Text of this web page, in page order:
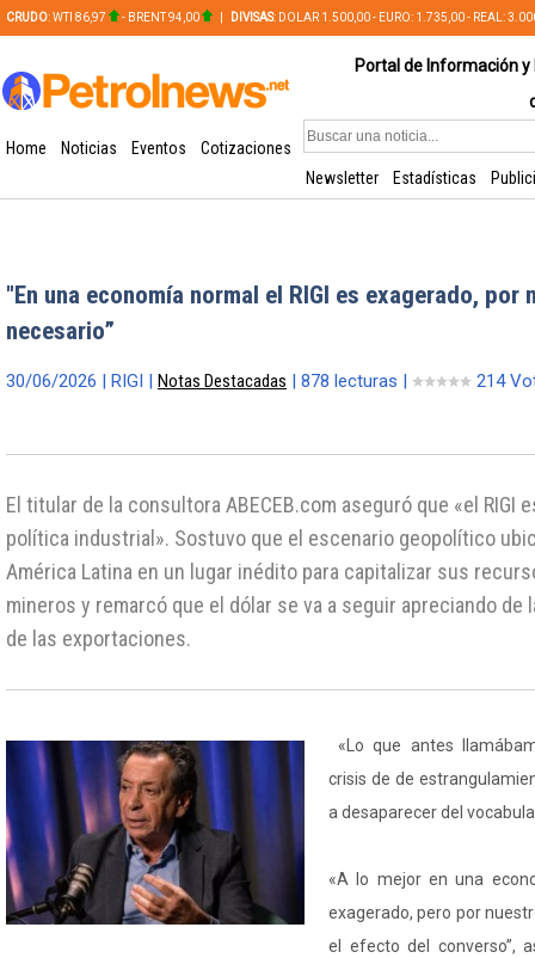
CRUDO: WTI 86,97 - BRENT 94,00 DIVISAS: DOLAR 1.500,00 - EURO: 1.735,00 - REAL:
Portal de Información
Home Noticias Eventos
Cotizaciones
Newsletter
Estadísticas
"En una economía normal el RIGI es exagerado, por
necesario”
30/06/2026 | RIGI | Notas Destacadas | 878 lecturas | 214
El titular de la consultora ABECEB.com aseguró que «el RIGI
política industrial». Sostuvo que el escenario geopolítico
América Latina en un lugar inédito para capitalizar sus
mineros y remarcó que el dólar se va a seguir apreciando de
de las exportaciones.
«Lo que antes
crisis de de
a desaparecer del
«A lo mejor en una
exagerado, pero por
el efecto del converso”,